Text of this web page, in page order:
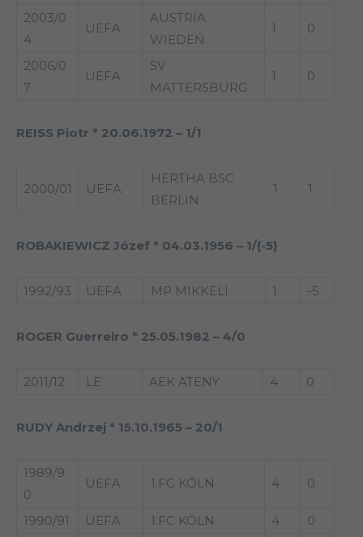
2003/0
4
UEFA
AUSTRIA
WIEDEŃ
1 0
2006/0
7
UEFA
SV
MATTERSBURG
1 0
REISS Piotr * 20.06.1972 – 1/1
2000/01 UEFA
HERTHA BSC
BERLIN
1 1
ROBAKIEWICZ Józef * 04.03.1956 – 1/(-5)
1992/93 UEFA MP MIKKELI 1 -5
ROGER Guerreiro * 25.05.1982 – 4/0
2011/12 LE AEK ATENY 4 0
RUDY Andrzej * 15.10.1965 – 20/1
1989/9
0
UEFA 1.FC KÖLN 4 0
1990/91 UEFA 1.FC KÖLN 4
0